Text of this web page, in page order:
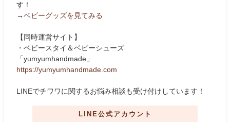
す！
→ベビーグッズを見てみる
【同時運営サイト】
・ベビースタイ＆ベビーシューズ
「yumyumhandmade」
https://yumyumhandmade.com
LINEでチワワに関するお悩み相談も受け付けしています！
LINE公式アカウント